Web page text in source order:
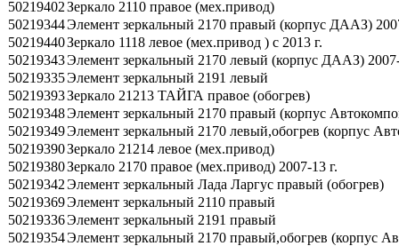
50219402Зеркало 2110 правое (мех.привод)
50219344Элемент зеркальный 2170 правый (корпус ДААЗ)
50219440Зеркало 1118 левое (мех.привод ) с 2013 г.
50219343Элемент зеркальный 2170 левый (корпус ДААЗ)
50219335Элемент зеркальный 2191 левый
50219393Зеркало 21213 ТАЙГА правое (обогрев)
50219348Элемент зеркальный 2170 правый (корпус
50219349Элемент зеркальный 2170 левый,обогрев (корпус
50219390Зеркало 21214 левое (мех.привод)
50219380Зеркало 2170 правое (мех.привод) 2007-13 г.
50219342Элемент зеркальный Лада Ларгус правый (обогрев)
50219369Элемент зеркальный 2110 правый
50219336Элемент зеркальный 2191 правый
50219354Элемент зеркальный 2170 правый,обогрев (корпус